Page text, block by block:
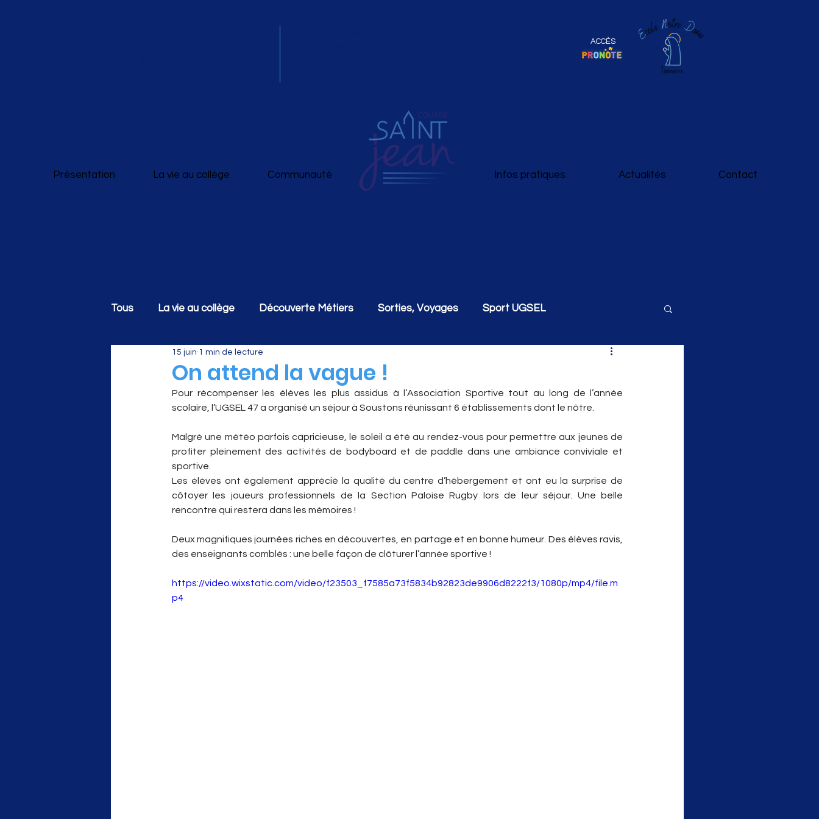
ACCÈS
Présentation La vie au collège Communauté Infos pratiques Actualités Contact
Tous La vie au collège Découverte Métiers Sorties, Voyages Sport UGSEL
On attend la vague !
15 juin 1 min de lecture
Pour récompenser les élèves les plus assidus à l’Association Sportive tout au long de l’année
scolaire, l’UGSEL 47 a organisé un séjour à Soustons réunissant 6 établissements dont le nôtre.
Malgré une météo parfois capricieuse, le soleil a été au rendez-vous pour permettre aux jeunes de
profiter pleinement des activités de bodyboard et de paddle dans une ambiance conviviale et
sportive.
Les élèves ont également apprécié la qualité du centre d’hébergement et ont eu la surprise de
côtoyer les joueurs professionnels de la Section Paloise Rugby lors de leur séjour. Une belle
rencontre qui restera dans les mémoires !
Deux magnifiques journées riches en découvertes, en partage et en bonne humeur. Des élèves ravis,
des enseignants comblés : une belle façon de clôturer l’année sportive !
https://video.wixstatic.com/video/f23503_f7585a73f5834b92823de9906d8222f3/1080p/mp4/file.m
p4